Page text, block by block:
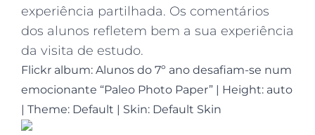
experiência partilhada. Os comentários
dos alunos refletem bem a sua experiência
da visita de estudo.
Flickr album: Alunos do 7º ano desafiam-se num
emocionante “Paleo Photo Paper” | Height: auto
| Theme: Default | Skin: Default Skin